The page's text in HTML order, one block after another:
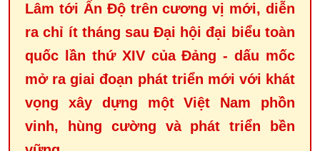
Lâm tới Ấn Độ trên cương vị mới, diễn
ra chỉ ít tháng sau Đại hội đại biểu toàn
quốc lần thứ XIV của Đảng - dấu mốc
mở ra giai đoạn phát triển mới với khát
vọng xây dựng một Việt Nam phồn
vinh, hùng cường và phát triển bền